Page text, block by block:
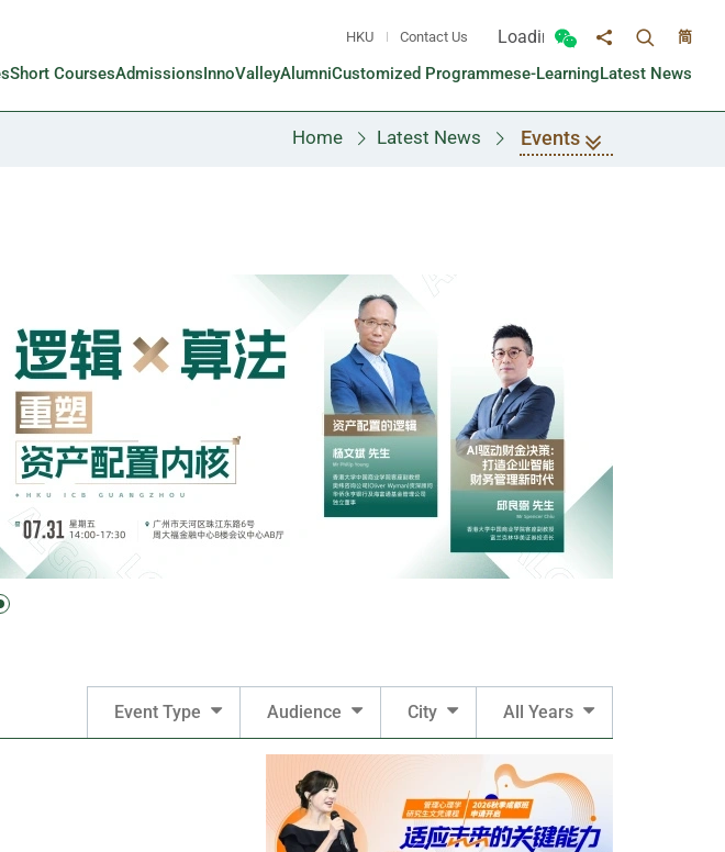
HKU Contact Us Loading...
Toggle Wechat panel
Share toToggle
简
Short CoursesAdmissionsInnoValleyAlumniCustomized Programmese-LearningLatest News
Home Latest News Events
Event Type Audience City All Years